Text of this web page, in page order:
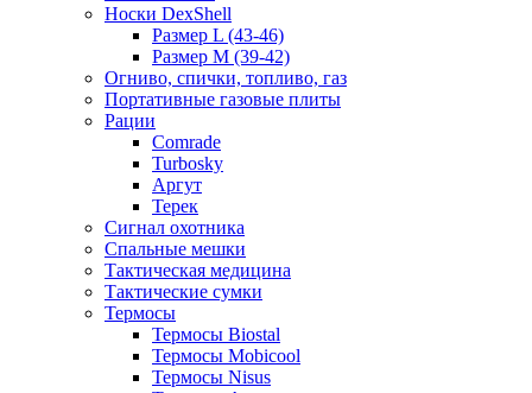
Носки DexShell
Размер L (43-46)
Размер M (39-42)
Огниво, спички, топливо, газ
Портативные газовые плиты
Рации
Comrade
Turbosky
Аргут
Терек
Сигнал охотника
Спальные мешки
Тактическая медицина
Тактические сумки
Термосы
Термосы Biostal
Термосы Mobicool
Термосы Nisus